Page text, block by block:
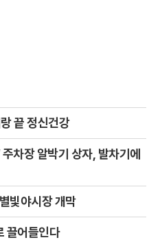
끝 정신건강
차장 알박기 상자, 발차기에
빛야시장 개막
끌어들인다